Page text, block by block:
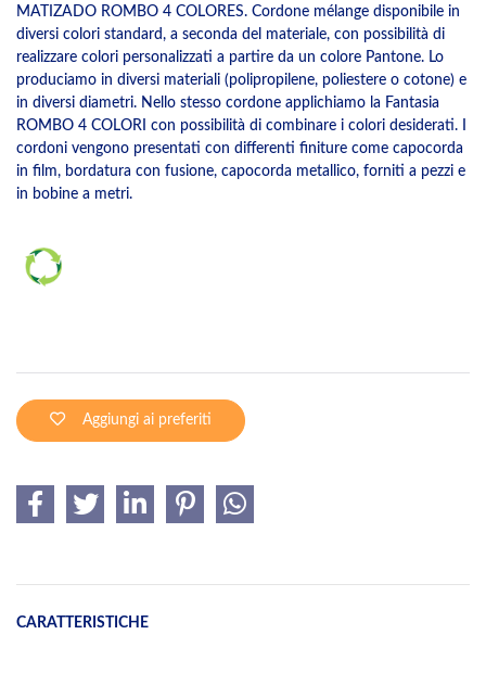
MATIZADO ROMBO 4 COLORES. Cordone mélange disponibile in
diversi colori standard, a seconda del materiale, con possibilità di
realizzare colori personalizzati a partire da un colore Pantone. Lo
produciamo in diversi materiali (polipropilene, poliestere o cotone) e
in diversi diametri. Nello stesso cordone applichiamo la Fantasia
ROMBO 4 COLORI con possibilità di combinare i colori desiderati. I
cordoni vengono presentati con differenti finiture come capocorda
in film, bordatura con fusione, capocorda metallico, forniti a pezzi e
in bobine a metri.
Aggiungi ai preferiti
CARATTERISTICHE